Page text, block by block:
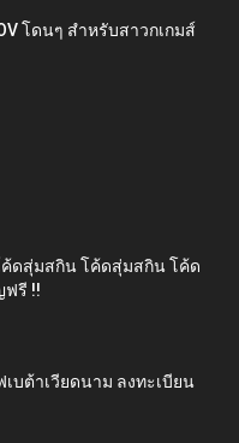
โดนๆ สำหรับสาวกเกมส์
ค้ดสุ่มสกิน โค้ดสุ่มสกิน โค้ด
ฟรี !!
เบต้าเวียดนาม ลงทะเบียน